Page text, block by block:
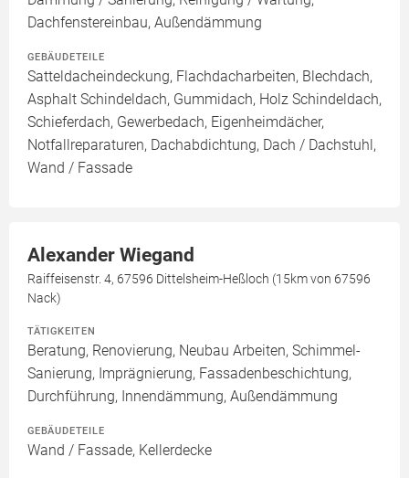
Dachfenstereinbau, Außendämmung
GEBÄUDETEILE
Satteldacheindeckung, Flachdacharbeiten, Blechdach,
Asphalt Schindeldach, Gummidach, Holz Schindeldach,
Schieferdach, Gewerbedach, Eigenheimdächer,
Notfallreparaturen, Dachabdichtung, Dach / Dachstuhl,
Wand / Fassade
Alexander Wiegand
Raiffeisenstr. 4, 67596 Dittelsheim-Heßloch (15km von 67596
Nack)
TÄTIGKEITEN
Beratung, Renovierung, Neubau Arbeiten, Schimmel-
Sanierung, Imprägnierung, Fassadenbeschichtung,
Durchführung, Innendämmung, Außendämmung
GEBÄUDETEILE
Wand / Fassade, Kellerdecke